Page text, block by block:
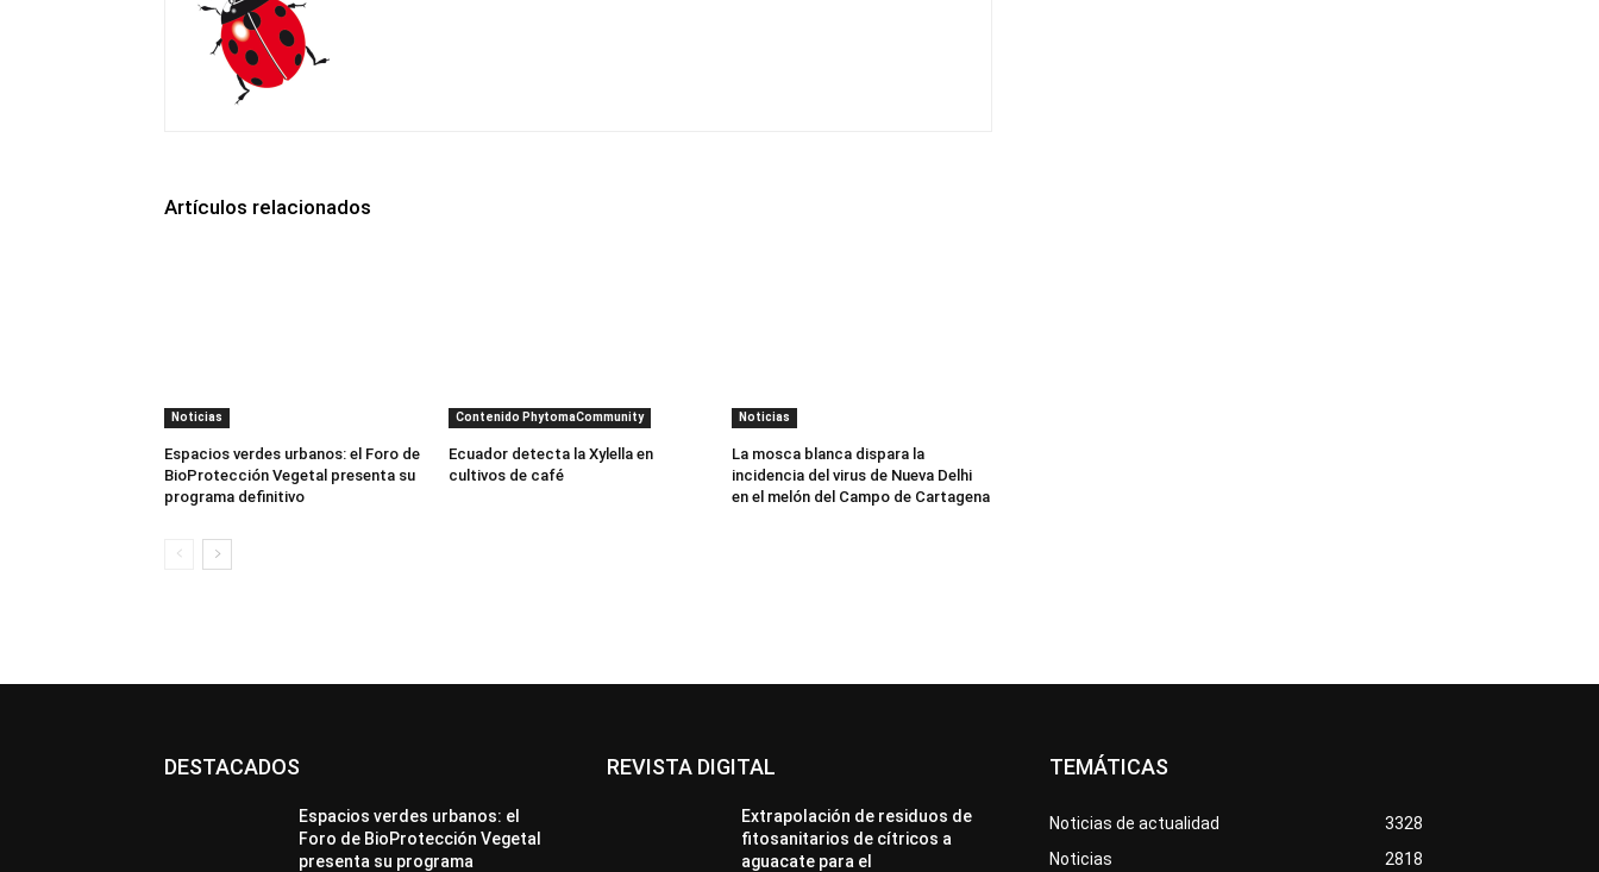
Artículos relacionados
Noticias
Espacios verdes urbanos: el Foro de
BioProtección Vegetal presenta su
programa definitivo
Contenido PhytomaCommunity
Ecuador detecta la Xylella en
cultivos de café
Noticias
La mosca blanca dispara la
incidencia del virus de Nueva Delhi
en el melón del Campo de Cartagena
DESTACADOS
Espacios verdes urbanos: el
Foro de BioProtección Vegetal
presenta su programa
REVISTA DIGITAL
Extrapolación de residuos de
fitosanitarios de cítricos a
aguacate para el
TEMÁTICAS
Noticias de actualidad
3328
Noticias
2818